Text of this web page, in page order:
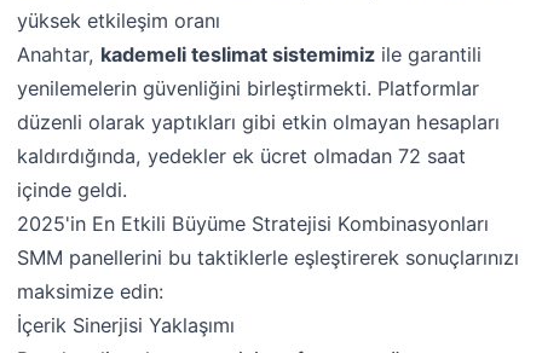
yüksek etkileşim oranı
Anahtar, kademeli teslimat sistemimiz ile garantili
yenilemelerin güvenliğini birleştirmekti. Platformlar
düzenli olarak yaptıkları gibi etkin olmayan hesapları
kaldırdığında, yedekler ek ücret olmadan 72 saat
içinde geldi.
2025'in En Etkili Büyüme Stratejisi Kombinasyonları
SMM panellerini bu taktiklerle eşleştirerek sonuçlarınızı
maksimize edin:
İçerik Sinerjisi Yaklaşımı